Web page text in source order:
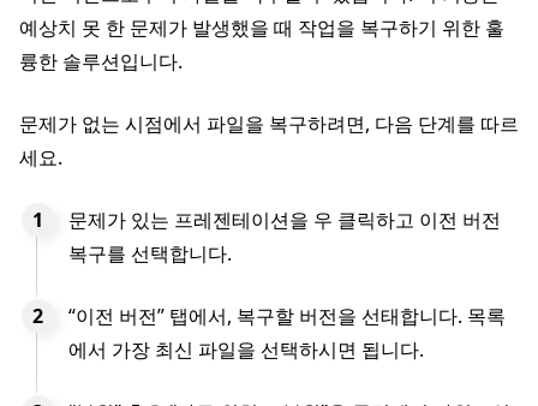
예상치 못 한 문제가 발생했을 때 작업을 복구하기 위한 훌
륭한 솔루션입니다.
문제가 없는 시점에서 파일을 복구하려면, 다음 단계를 따르
세요.
문제가 있는 프레젠테이션을 우 클릭하고 이전 버전
복구를 선택합니다.
“이전 버전” 탭에서, 복구할 버전을 선태합니다. 목록
에서 가장 최신 파일을 선택하시면 됩니다.